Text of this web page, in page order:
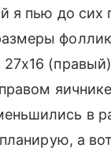
я пью до сих
в
а